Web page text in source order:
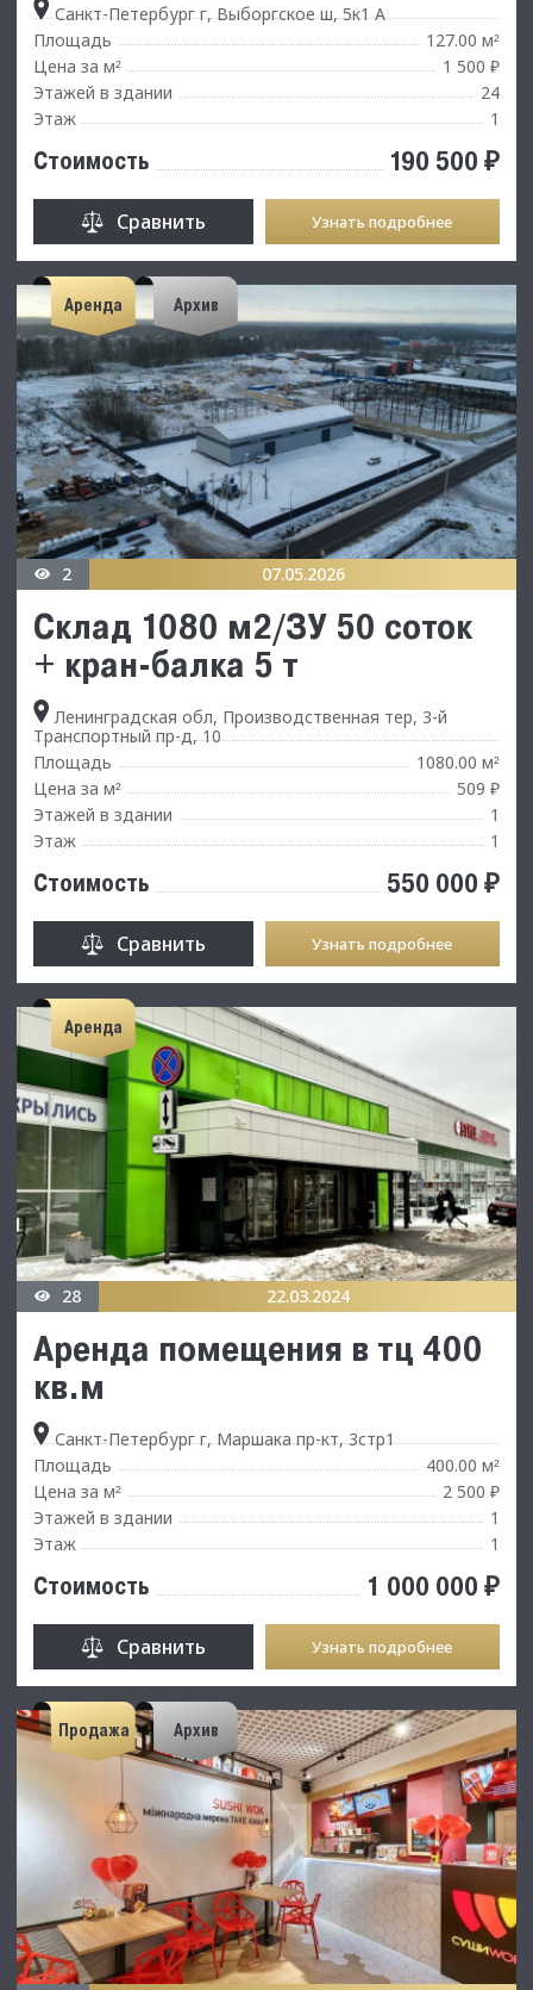
Санкт-Петербург г, Выборгское ш, 5к1 А
Площадь
127.00 м²
Цена за м²
1 500 ₽
Этажей в здании
24
Этаж
1
Стоимость 190 500 ₽
Сравнить Узнать подробнее
Аренда Архив
2 07.05.2026
Склад 1080 м2/ЗУ 50 соток
+ кран-балка 5 т
Ленинградская обл, Производственная тер, 3-й
Транспортный пр-д, 10
Площадь
1080.00 м²
Цена за м²
509 ₽
Этажей в здании
1
Этаж
1
Стоимость 550 000 ₽
Сравнить Узнать подробнее
Аренда
28 22.03.2024
Аренда помещения в тц 400
кв.м
Санкт-Петербург г, Маршака пр-кт, 3стр1
Площадь
400.00 м²
Цена за м²
2 500 ₽
Этажей в здании
1
Этаж
1
Стоимость 1 000 000 ₽
Сравнить Узнать подробнее
Продажа Архив